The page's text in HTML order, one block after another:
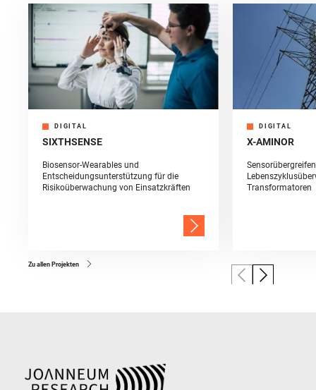
DIGITAL
SIXTHSENSE
Biosensor-Wearables und
Entscheidungsunterstützung für die
Risikoüberwachung von Einsatzkräften
DIGITAL
X-AMINOR
Transformatoren
Zu allen Projekten